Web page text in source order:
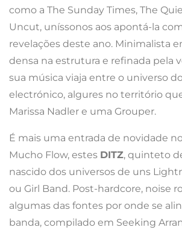
como a The Sunday Times, The
Uncut, uníssonos aos apontá-la
revelações deste ano. Minimalista
densa na estrutura e refinada pela
sua música viaja entre o universo
electrónico, algures no território
Marissa Nadler e uma Grouper.
É mais uma entrada de novidade
Mucho Flow, estes DITZ, quinteto
nascido dos universos de uns
ou Girl Band. Post-hardcore, noise
algumas das fontes por onde se
banda, compilado em Seeking